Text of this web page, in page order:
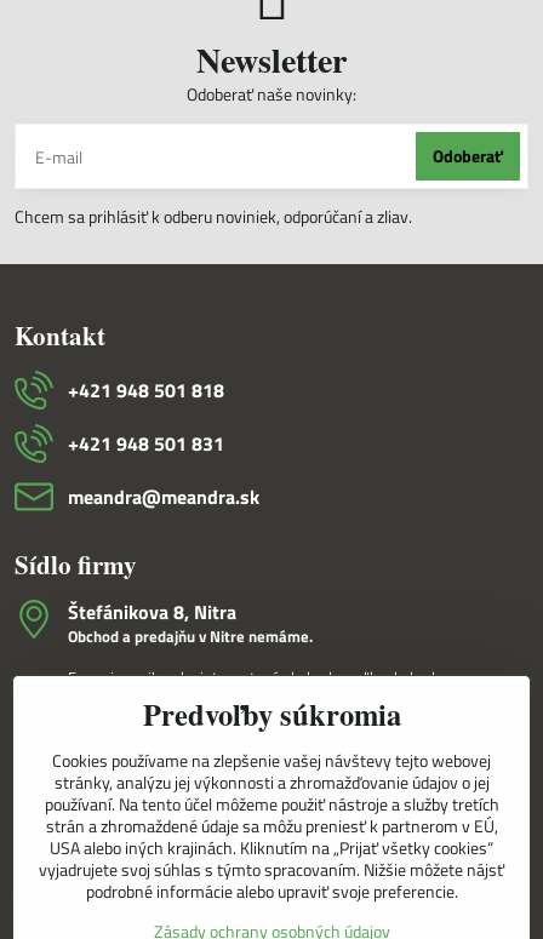
Newsletter
Odoberať naše novinky:
Odoberať
Chcem sa prihlásiť k odberu noviniek, odporúčaní a zliav.
Kontakt
+421 948 501 818
+421 948 501 831
meandra​@meandra​.sk
Sídlo firmy
Štefánikova 8, Nitra
Obchod a predajňu v Nitre nemáme.
Fungujeme iba ako internetový obchod a veľkoobchod.
V Nitre Vám tovar dovezieme osobne na základe internetovej
objednávky a telefonického dohovoru.
Korešpondenčná adresa
MEANDRA,s.r.o.
P.O.BOX 8/D
949 01 Nitra
Sledujte naše novinky aj na sieťach
Predvoľby súkromia
Cookies používame na zlepšenie vašej návštevy tejto webovej
stránky, analýzu jej výkonnosti a zhromažďovanie údajov o jej
používaní. Na tento účel môžeme použiť nástroje a služby tretích
strán a zhromaždené údaje sa môžu preniesť k partnerom v EÚ,
USA alebo iných krajinách. Kliknutím na „Prijať všetky cookies“
vyjadrujete svoj súhlas s týmto spracovaním. Nižšie môžete nájsť
podrobné informácie alebo upraviť svoje preferencie.
Zásady ochrany osobných údajov